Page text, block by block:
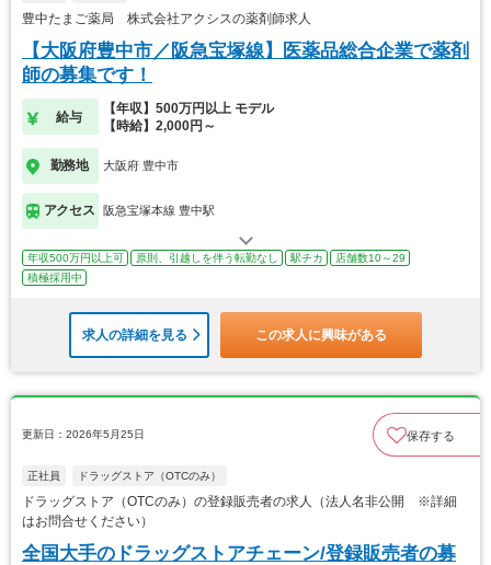
豊中たまご薬局 株式会社アクシスの薬剤師求人
【大阪府豊中市／阪急宝塚線】医薬品総合企業で薬剤
師の募集です！
給与
【年収】500万円以上 モデル
【時給】2,000円～
勤務地 大阪府 豊中市
アクセス 阪急宝塚本線 豊中駅
年収500万円以上可 原則、引越しを伴う転勤なし 駅チカ
店舗数10～29
積極採用中
求人の詳細を見る この求人に興味がある
更新日：2026年5月25日 保存する
正社員 ドラッグストア（OTCのみ）
ドラッグストア（OTCのみ）の登録販売者の求人（法人名非公開 ※詳細
はお問合せください）
全国大手のドラッグストアチェーン/登録販売者の募